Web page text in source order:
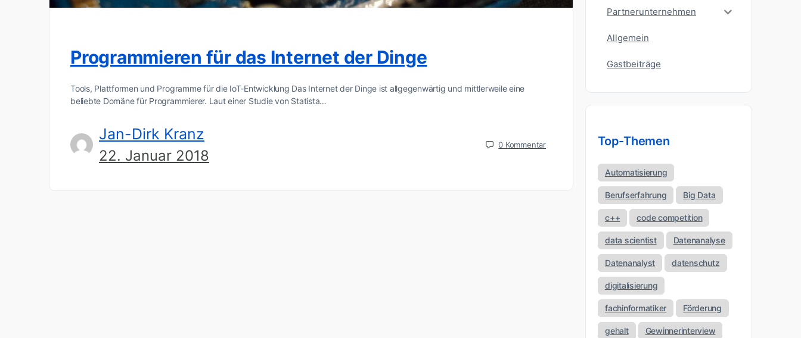
Programmieren für das Internet der Dinge
Tools, Plattformen und Programme für die IoT-Entwicklung Das Internet der Dinge ist allgegenwärtig und mittlerweile eine
beliebte Domäne für Programmierer. Laut einer Studie von Statista…
Jan-Dirk Kranz
22. Januar 2018
0 Kommentar
Partnerunternehmen
Allgemein
Gastbeiträge
Top-Themen
Automatisierung
Berufserfahrung Big Data
c++ code competition
data scientist Datenanalyse
Datenanalyst datenschutz
digitalisierung
fachinformatiker Förderung
gehalt Gewinnerinterview